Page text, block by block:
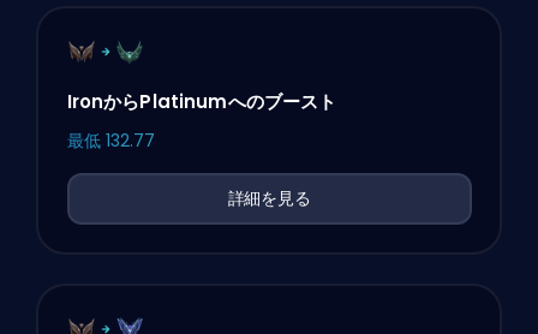
IronからPlatinumへのブースト
最低 132.77
詳細を見る